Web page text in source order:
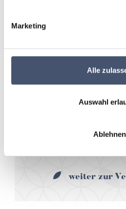
Marketing
Alle
Auswahl
Ablehnen
nicht kostenlos
stornierbar
100% Zahlung
Buchung
-10% Rabatt
weiter zur